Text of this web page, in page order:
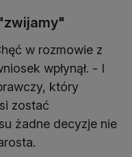
w rozmowie z
wpłynął. - I
który
zostać
żadne decyzje nie